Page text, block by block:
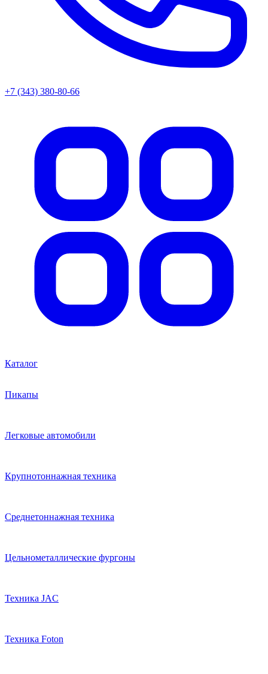
+7 (343) 380-80-66
Каталог
Пикапы
Легковые автомобили
Крупнотоннажная техника
Среднетоннажная техника
Цельнометаллические фургоны
Техника JAC
Техника Foton